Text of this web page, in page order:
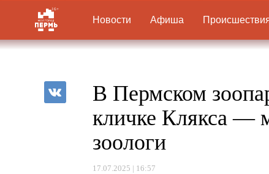
Новости Афиша
В Пермском
кличке Клякса —
зоологи
17.07.2025 | 16:57